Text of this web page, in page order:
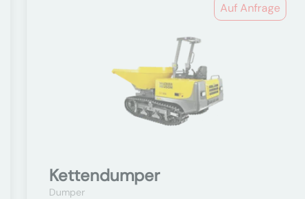
Auf Anfrage
Kettendumper
Dumper